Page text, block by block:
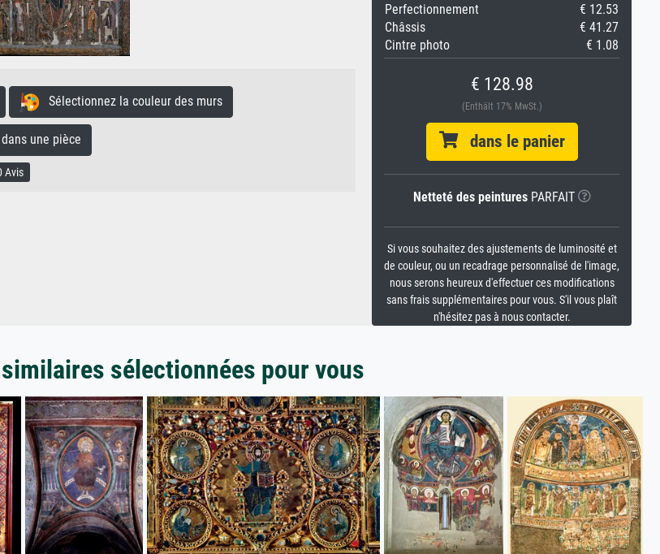
Sélectionnez la couleur des murs
une pièce
Avis
Perfectionnement
€ 12.53
Châssis
€ 41.27
Cintre photo
€ 1.08
€ 128.98
(Enthält 17% MwSt.)
dans le panier
Netteté des peinturesPARFAIT
Si vous souhaitez des ajustements de luminosité et
de couleur, ou un recadrage personnalisé de l'image,
nous serons heureux d'effectuer ces modifications
sans frais supplémentaires pour vous. S'il vous plaît
n'hésitez pas à nous contacter.
sélectionnées pour vous